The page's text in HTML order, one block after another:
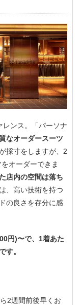
ンス。「パーソナ
なオーダースーツ
採寸をしますが、2
オーダーできま
店内の空間は落ち
、高い技術を持つ
の良さを存分に感
円)〜で、1着あた
す。
2週間前後早くお